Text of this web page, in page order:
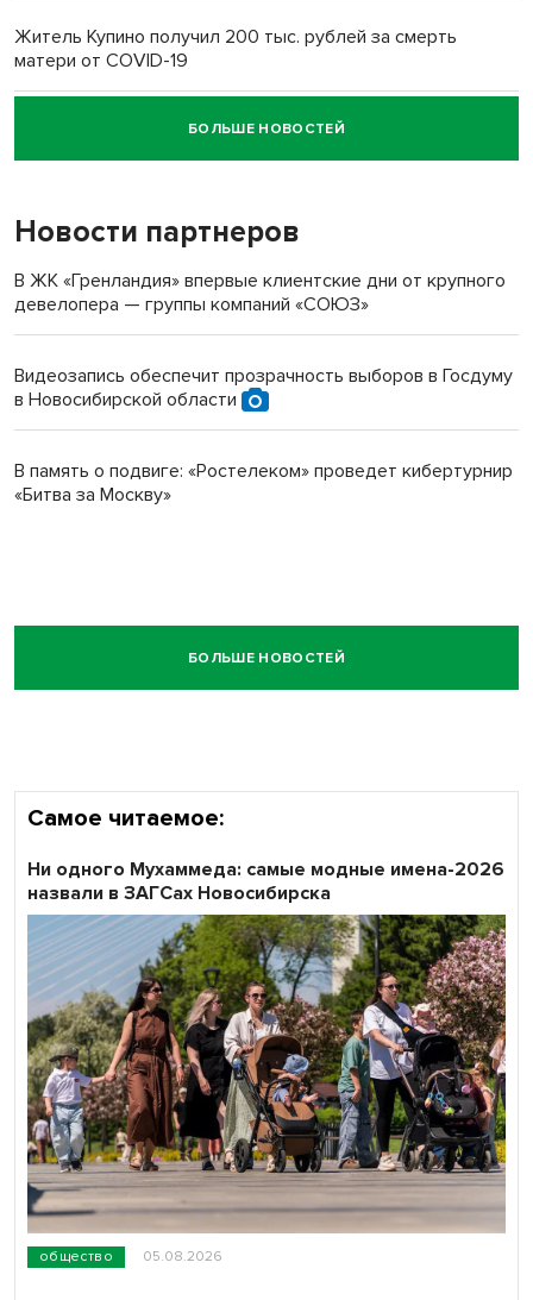
Житель Купино получил 200 тыс. рублей за смерть
матери от COVID-19
Новосибирский суд наказал водителя за смерть
пенсионерки на вокзале
БОЛЬШЕ НОВОСТЕЙ
Новости партнеров
В ЖК «Гренландия» впервые клиентские дни от крупного
девелопера — группы компаний «СОЮЗ»
Видеозапись обеспечит прозрачность выборов в Госдуму
в Новосибирской области
В память о подвиге: «Ростелеком» проведет кибертурнир
«Битва за Москву»
БОЛЬШЕ НОВОСТЕЙ
Самое читаемое:
общество 05.08.2026
Ни одного Мухаммеда: самые модные имена-2026
назвали в ЗАГСах Новосибирска